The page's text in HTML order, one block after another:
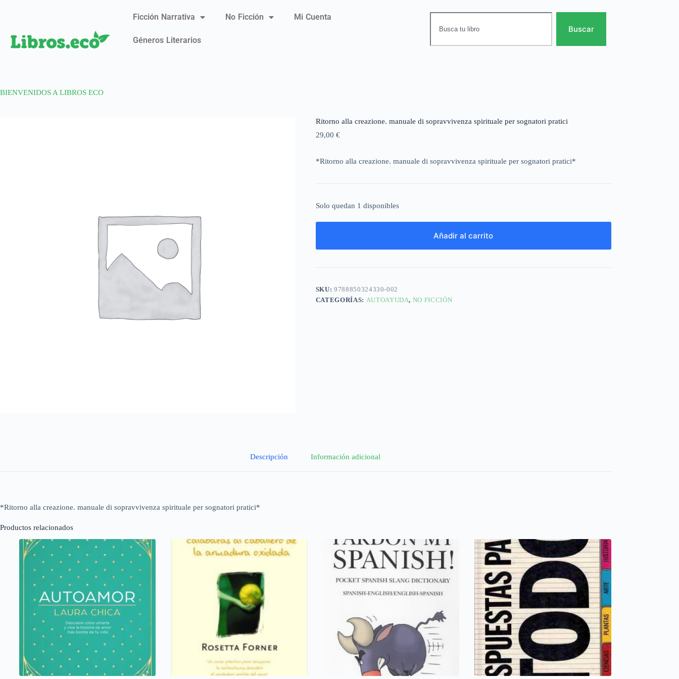
Ficción Narrativa No Ficción Mi Cuenta
Géneros Literarios
Buscar
BIENVENIDOS A LIBROS ECO
Ritorno alla creazione. manuale di sopravvivenza spirituale per sognatori pratici
29,00 €
*Ritorno alla creazione. manuale di sopravvivenza spirituale per sognatori pratici*
Solo quedan 1 disponibles
Añadir al carrito
SKU:9788850324330-002
CATEGORÍAS: AUTOAYUDA, NO FICCIÓN
Descripción Información adicional
*Ritorno alla creazione. manuale di sopravvivenza spirituale per sognatori pratici*
Productos relacionados